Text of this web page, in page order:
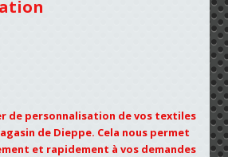
de personnalisation de vos textiles
de Dieppe. Cela nous permet
et rapidement à vos demandes